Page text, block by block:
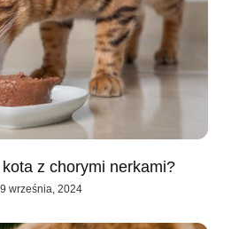
z chorymi nerkami?
9 września, 2024